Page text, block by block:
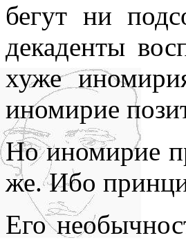
бегут ни
декаденты
хуже
иномирие
Но иномирие
же. Ибо
Его